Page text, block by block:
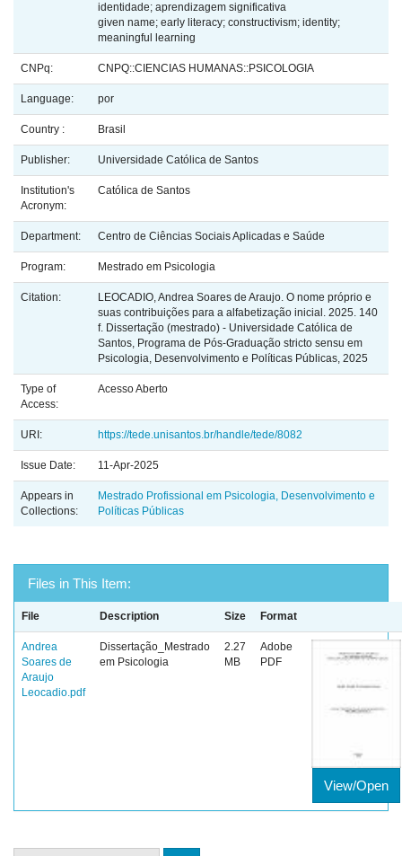
identidade; aprendizagem significativa
given name; early literacy; constructivism; identity;
meaningful learning
CNPq: CNPQ::CIENCIAS HUMANAS::PSICOLOGIA
Language: por
Country : Brasil
Publisher: Universidade Católica de Santos
Institution's
Acronym:
Católica de Santos
Department: Centro de Ciências Sociais Aplicadas e Saúde
Program: Mestrado em Psicologia
Citation:
LEOCADIO, Andrea Soares de Araujo. O nome próprio e
suas contribuições para a alfabetização inicial. 2025. 140
f. Dissertação (mestrado) - Universidade Católica de
Santos, Programa de Pós-Graduação stricto sensu em
Psicologia, Desenvolvimento e Políticas Públicas, 2025
Type of
Access:
Acesso Aberto
URI: https://tede.unisantos.br/handle/tede/8082
Issue Date: 11-Apr-2025
Appears in
Collections:
Mestrado Profissional em Psicologia, Desenvolvimento e
Políticas Públicas
Files in This Item:
File Description Size Format
Andrea
Soares de
Araujo
Leocadio.pdf
Dissertação_Mestrado
em Psicologia
2.27
MB
Adobe
PDF
View/Open